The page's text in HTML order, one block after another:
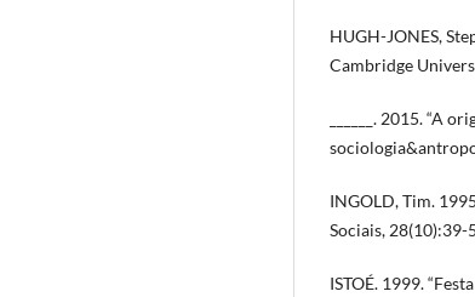
HUGH-JONES,
Cambridge
______. 2015. “A
INGOLD, Tim.
Sociais, 28(10):39-
ISTOÉ. 1999.